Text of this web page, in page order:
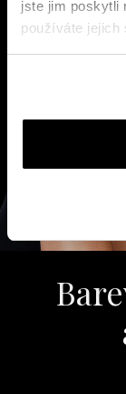
jste jim poskytli
používáte jejich